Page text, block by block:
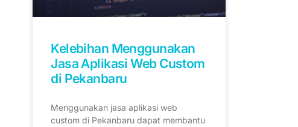
Kelebihan Menggunakan
Jasa Aplikasi Web Custom
di Pekanbaru
Menggunakan jasa aplikasi web
custom di Pekanbaru dapat membantu